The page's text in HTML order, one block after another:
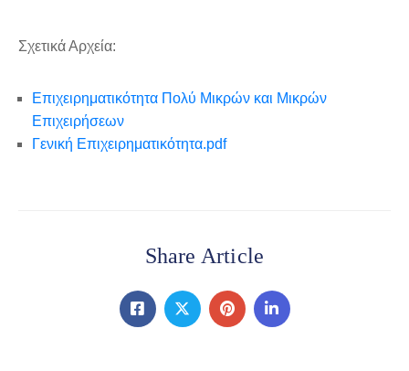
Σχετικά Αρχεία:
Επιχειρηματικότητα Πολύ Μικρών και Μικρών
Επιχειρήσεων
Γενική Επιχειρηματικότητα.pdf
Share Article